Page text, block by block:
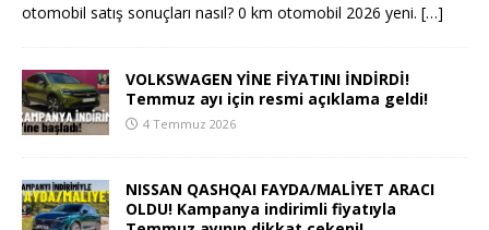
otomobil satış sonuçları nasıl? 0 km otomobil 2026 yeni. […]
VOLKSWAGEN YİNE FİYATINI İNDİRDİ!
Temmuz ayı için resmi açıklama geldi!
4 Temmuz 2026
NISSAN QASHQAI FAYDA/MALİYET ARACI
OLDU! Kampanya indirimli fiyatıyla